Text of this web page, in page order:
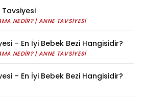
Tavsiyesi
NEDIR? | ANNE TAVSIYESI
– En İyi Bebek Bezi Hangisidir?
NEDIR? | ANNE TAVSIYESI
– En İyi Bebek Bezi Hangisidir?